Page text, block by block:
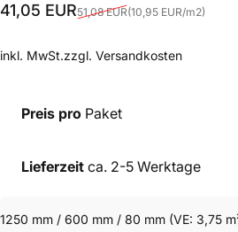
Verkaufspreis
41,05 EUR
Normaler Preis
51,08 EUR
Grundpreis (10,95 EUR/
pro m2)
inkl. MwSt.zzgl. Versandkosten
Preis pro Paket
Lieferzeit ca. 2-5 Werktage